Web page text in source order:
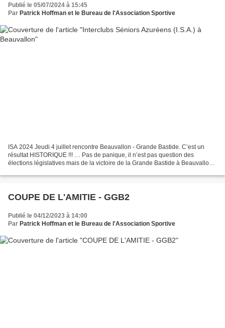
Publié le 05/07/2024 à 15:45
Par Patrick Hoffman et le Bureau de l'Association Sportive
ISA 2024 Jeudi 4 juillet rencontre Beauvallon - Grande Bastide. C’est un
résultat HISTORIQUE !!! … Pas de panique, il n’est pas question des
élections législatives mais de la victoire de la Grande Bastide à Beauvallon.
COUPE DE L'AMITIE - GGB2
Publié le 04/12/2023 à 14:00
Par Patrick Hoffman et le Bureau de l'Association Sportive